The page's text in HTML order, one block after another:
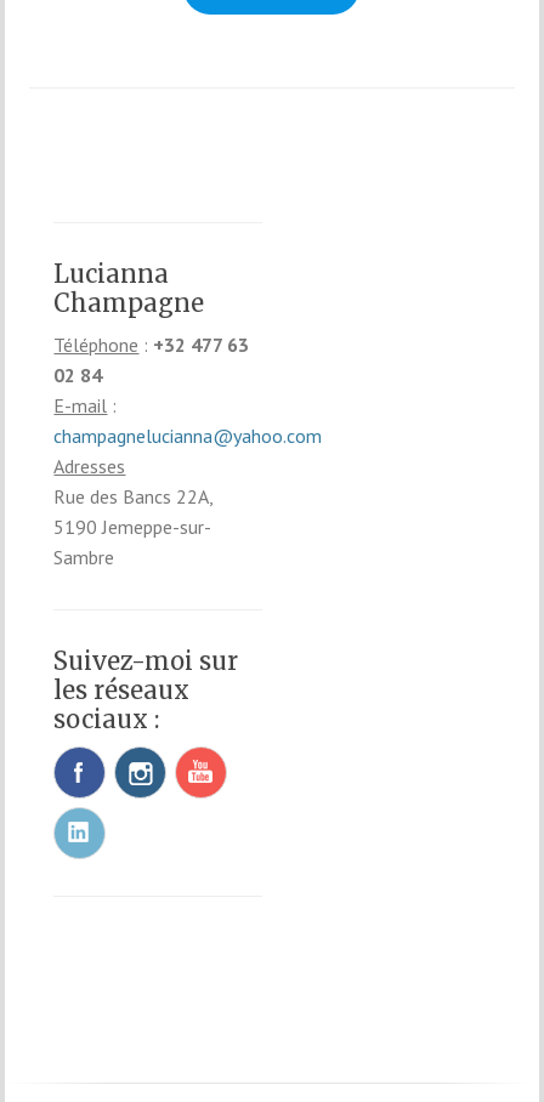
Lucianna
Champagne
Téléphone : +32 477 63
02 84
E-mail :
champagnelucianna@yahoo.com
Adresses
Rue des Bancs 22A,
5190 Jemeppe-sur-
Sambre
Suivez-moi sur
les réseaux
sociaux :